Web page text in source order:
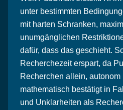
unter bestimmten
mit harten Schranken,
unumgänglichen
dafür, dass das geschieht.
Recherchezeit erspart, da
Recherchen allein,
mathematisch bestätigt in
und Unklarheiten als